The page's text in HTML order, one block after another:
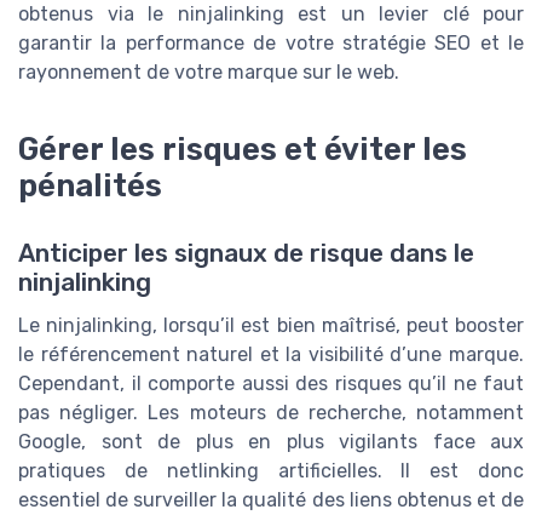
obtenus via le ninjalinking est un levier clé pour
garantir la performance de votre stratégie SEO et le
rayonnement de votre marque sur le web.
Gérer les risques et éviter les
pénalités
Anticiper les signaux de risque dans le
ninjalinking
Le ninjalinking, lorsqu’il est bien maîtrisé, peut booster
le référencement naturel et la visibilité d’une marque.
Cependant, il comporte aussi des risques qu’il ne faut
pas négliger. Les moteurs de recherche, notamment
Google, sont de plus en plus vigilants face aux
pratiques de netlinking artificielles. Il est donc
essentiel de surveiller la qualité des liens obtenus et de